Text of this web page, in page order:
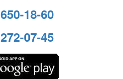
18-60
07-45